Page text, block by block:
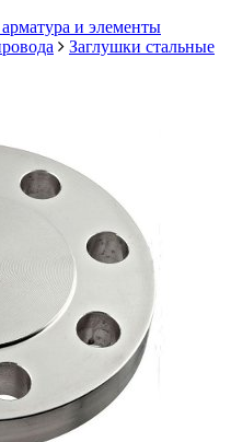
и элементы
Заглушки стальные